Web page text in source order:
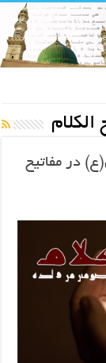
الکلام
در مفاتیح